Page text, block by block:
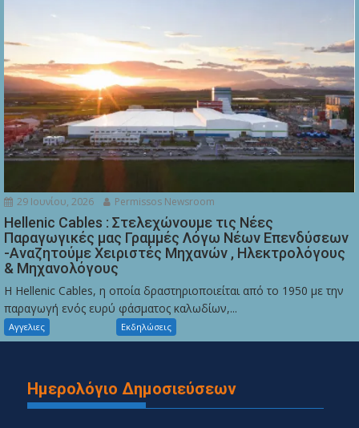
29 Ιουνίου, 2026 Permissos Newsroom
Hellenic Cables : Στελεχώνουμε τις Νέες
Παραγωγικές μας Γραμμές Λόγω Νέων Επενδύσεων
-Αναζητούμε Χειριστές Μηχανών , Ηλεκτρολόγους
& Μηχανολόγους
Η Hellenic Cables, η οποία δραστηριοποιείται από το 1950 με την
παραγωγή ενός ευρύ φάσματος καλωδίων,...
Αγγελιες Εκδηλώσεις
Ημερολόγιο Δημοσιεύσεων